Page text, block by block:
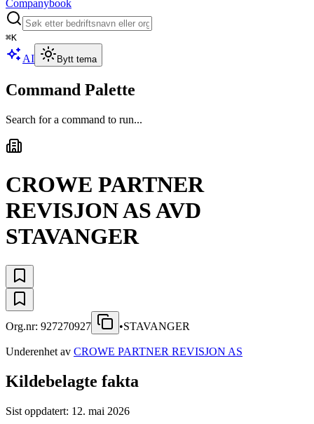
Companybook
⌘K
AI Bytt tema
Command Palette
Search for a command to run...
CROWE PARTNER
REVISJON AS AVD
STAVANGER
Org.nr: 927270927 •STAVANGER
Underenhet av CROWE PARTNER REVISJON AS
Kildebelagte fakta
Sist oppdatert: 12. mai 2026